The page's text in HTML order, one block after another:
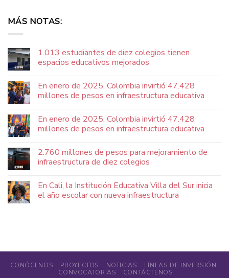
MÁS NOTAS:
1.013 estudiantes de diez colegios tienen
espacios educativos mejorados
En enero de 2025, Colombia invirtió 47.428
millones de pesos en infraestructura educativa
En enero de 2025, Colombia invirtió 47.428
millones de pesos en infraestructura educativa
2.760 millones de pesos para mejoramiento de
infraestructura de diez colegios
En Cali, la Institución Educativa Villa del Sur inicia
el año escolar con nueva infraestructura
CONÓCENOS PROYECTOS NOTICIAS
LÍNEAS DE INVERSIÓN
CONVOCATORIAS
CONTÁCTENOS